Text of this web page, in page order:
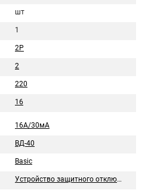
шт
1
2P
2
220
16
16А/30мА
ВД-40
Basic
Устройство защитного отключения